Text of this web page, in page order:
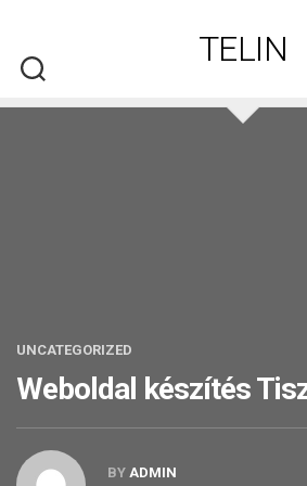
content
TELIN
UNCATEGORIZED
Weboldal készítés​
BY ADMIN